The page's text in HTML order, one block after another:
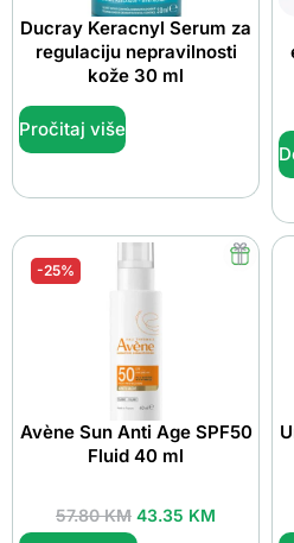
Ducray Keracnyl Serum za
regulaciju nepravilnosti
kože 30 ml
Pročitaj više
-25%
Avène Sun Anti Age SPF50
Fluid 40 ml
57.80KM 43.35 KM